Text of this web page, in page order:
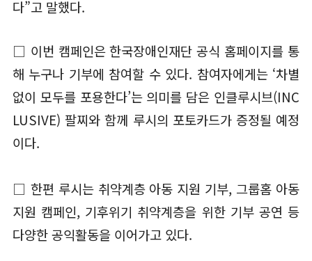
다”고 말했다.
□ 이번 캠페인은 한국장애인재단 공식 홈페이지를 통
해 누구나 기부에 참여할 수 있다. 참여자에게는 ‘차별
없이 모두를 포용한다’는 의미를 담은 인클루시브(INC
LUSIVE) 팔찌와 함께 루시의 포토카드가 증정될 예정
이다.
□ 한편 루시는 취약계층 아동 지원 기부, 그룹홈 아동
지원 캠페인, 기후위기 취약계층을 위한 기부 공연 등
다양한 공익활동을 이어가고 있다.